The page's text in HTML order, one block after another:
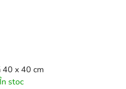
40 x 40 cm
stoc